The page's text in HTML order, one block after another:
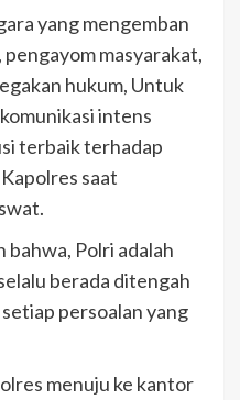
yang mengemban
masyarakat,
hukum, Untuk
intens
terbaik terhadap
saat
bahwa, Polri adalah
berada ditengah
persoalan yang
menuju ke kantor